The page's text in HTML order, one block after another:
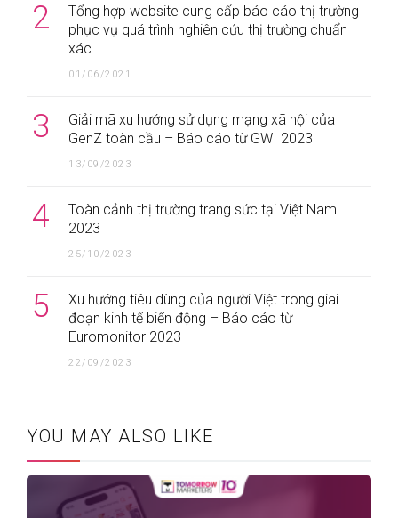
2
Tổng hợp website cung cấp báo cáo thị trường
phục vụ quá trình nghiên cứu thị trường chuẩn
xác
01/06/2021
3
Giải mã xu hướng sử dụng mạng xã hội của
GenZ toàn cầu – Báo cáo từ GWI 2023
13/09/2023
4
Toàn cảnh thị trường trang sức tại Việt Nam
2023
25/10/2023
5
Xu hướng tiêu dùng của người Việt trong giai
đoạn kinh tế biến động – Báo cáo từ
Euromonitor 2023
22/09/2023
YOU MAY ALSO LIKE